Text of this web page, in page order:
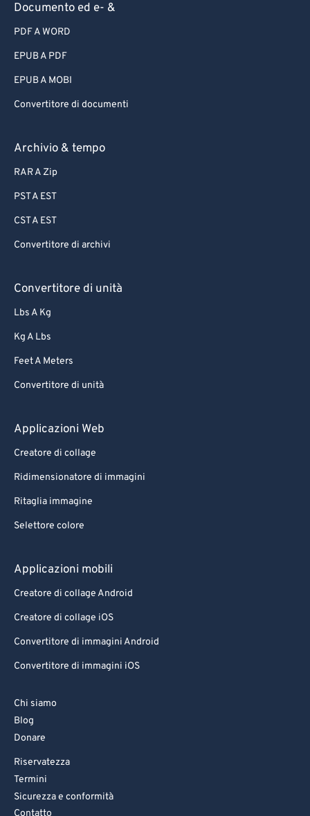
Documento ed e- &
PDF A WORD
EPUB A PDF
EPUB A MOBI
Convertitore di documenti
Archivio & tempo
RAR A Zip
PST A EST
CST A EST
Convertitore di archivi
Convertitore di unità
Lbs A Kg
Kg A Lbs
Feet A Meters
Convertitore di unità
Applicazioni Web
Creatore di collage
Ridimensionatore di immagini
Ritaglia immagine
Selettore colore
Applicazioni mobili
Creatore di collage Android
Creatore di collage iOS
Convertitore di immagini Android
Convertitore di immagini iOS
Chi siamo
Blog
Donare
Riservatezza
Termini
Sicurezza e conformità
Contatto